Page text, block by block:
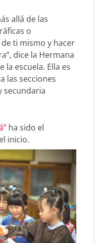
allá de las
o
ti mismo y hacer
dice la Hermana
la escuela. Ella es
las secciones
secundaria
ha sido el
inicio.